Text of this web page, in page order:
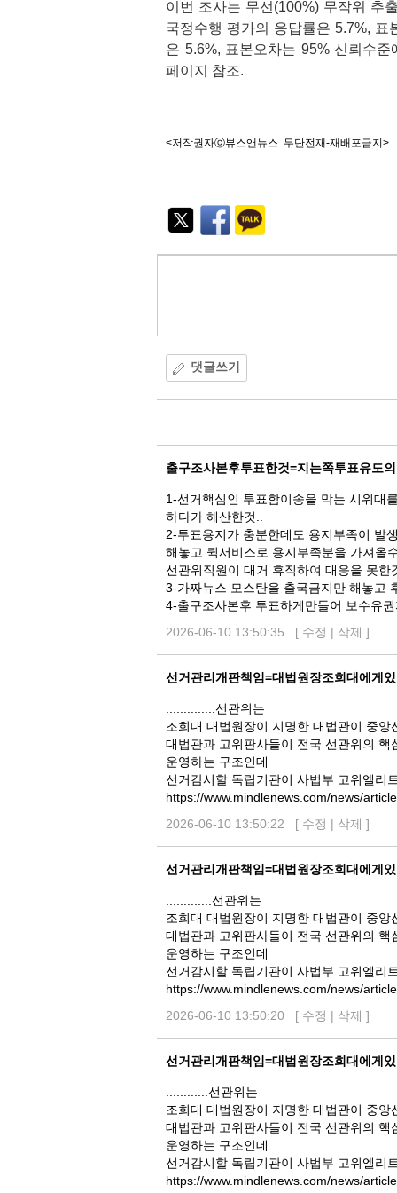
이번 조사는 무선(100%) 무작위 추
국정수행 평가의 응답률은 5.7%,
은 5.6%, 표본오차는 95% 신뢰수
페이지 참조.
<저작권자ⓒ뷰스앤뉴스. 무단전재-재배포금지>
능
외
댓글쓰기
글
출구조사본후투표한것=지는쪽투표유도
1-선거핵심인 투표함이송을 막는 시위대
하다가 해산한것..
2-투표용지가 충분한데도 용지부족이 발
해놓고 퀵서비스로 용지부족분을 가져올
선관위직원이 대거 휴직하여 대응을 못한
3-가짜뉴스 모스탄을 출국금지만 해놓고
4-출구조사본후 투표하게만들어 보수유
2026-06-10 13:50:35 [ 수정 | 삭제 ]
선거관리개판책임=대법원장조희대에게
..............선관위는
조희대 대법원장이 지명한 대법관이 중앙
대법관과 고위판사들이 전국 선관위의 핵
운영하는 구조인데
선거감시할 독립기관이 사법부 고위엘리
https://www.mindlenews.com/news/
2026-06-10 13:50:22 [ 수정 | 삭제 ]
선거관리개판책임=대법원장조희대에게
.............선관위는
조희대 대법원장이 지명한 대법관이 중앙
대법관과 고위판사들이 전국 선관위의 핵
운영하는 구조인데
선거감시할 독립기관이 사법부 고위엘리
https://www.mindlenews.com/news/
2026-06-10 13:50:20 [ 수정 | 삭제 ]
선거관리개판책임=대법원장조희대에게
............선관위는
조희대 대법원장이 지명한 대법관이 중앙
대법관과 고위판사들이 전국 선관위의 핵
운영하는 구조인데
선거감시할 독립기관이 사법부 고위엘리
https://www.mindlenews.com/news/